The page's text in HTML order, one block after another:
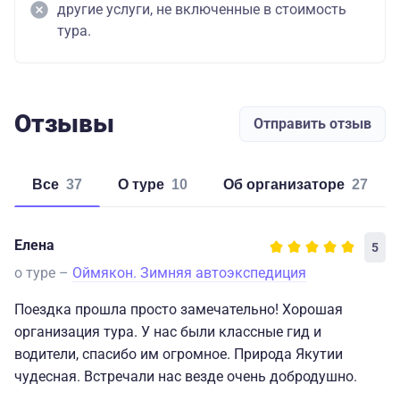
другие услуги, не включенные в стоимость
тура.
Отзывы Отправить отзыв
Все 37 о туре 10 об организаторе 27
Елена 5
о туре – Оймякон. Зимняя автоэкспедиция
Поездка прошла просто замечательно! Хорошая
организация тура. У нас были классные гид и
водители, спасибо им огромное. Природа Якутии
чудесная. Встречали нас везде очень добродушно.